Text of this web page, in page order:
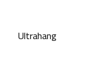
Ultrahang